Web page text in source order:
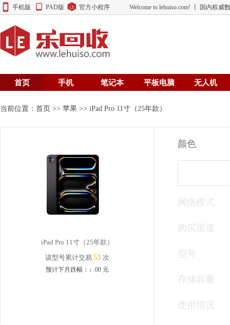
手机版 PAD版 官方小程序 Welcome to lehuiso.com! 丨 国内权威
首页 手机 笔记本 平板电脑 无人机
当前位置： 首页 >> 苹果 >> iPad Pro 11寸（25年款）
iPad Pro 11寸（25年款）
该型号累计交易 53 次
预计下月跌幅： ↓ .00元
颜色
网络模式
购买渠道
型号
存储容量
使用情况